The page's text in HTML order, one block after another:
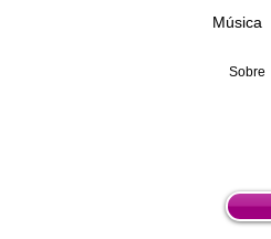
Música
Sobre